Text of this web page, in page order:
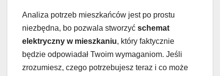
Analiza potrzeb mieszkańców jest po prostu
niezbędna, bo pozwala stworzyć schemat
elektryczny w mieszkaniu, który faktycznie
będzie odpowiadał Twoim wymaganiom. Jeśli
zrozumiesz, czego potrzebujesz teraz i co może